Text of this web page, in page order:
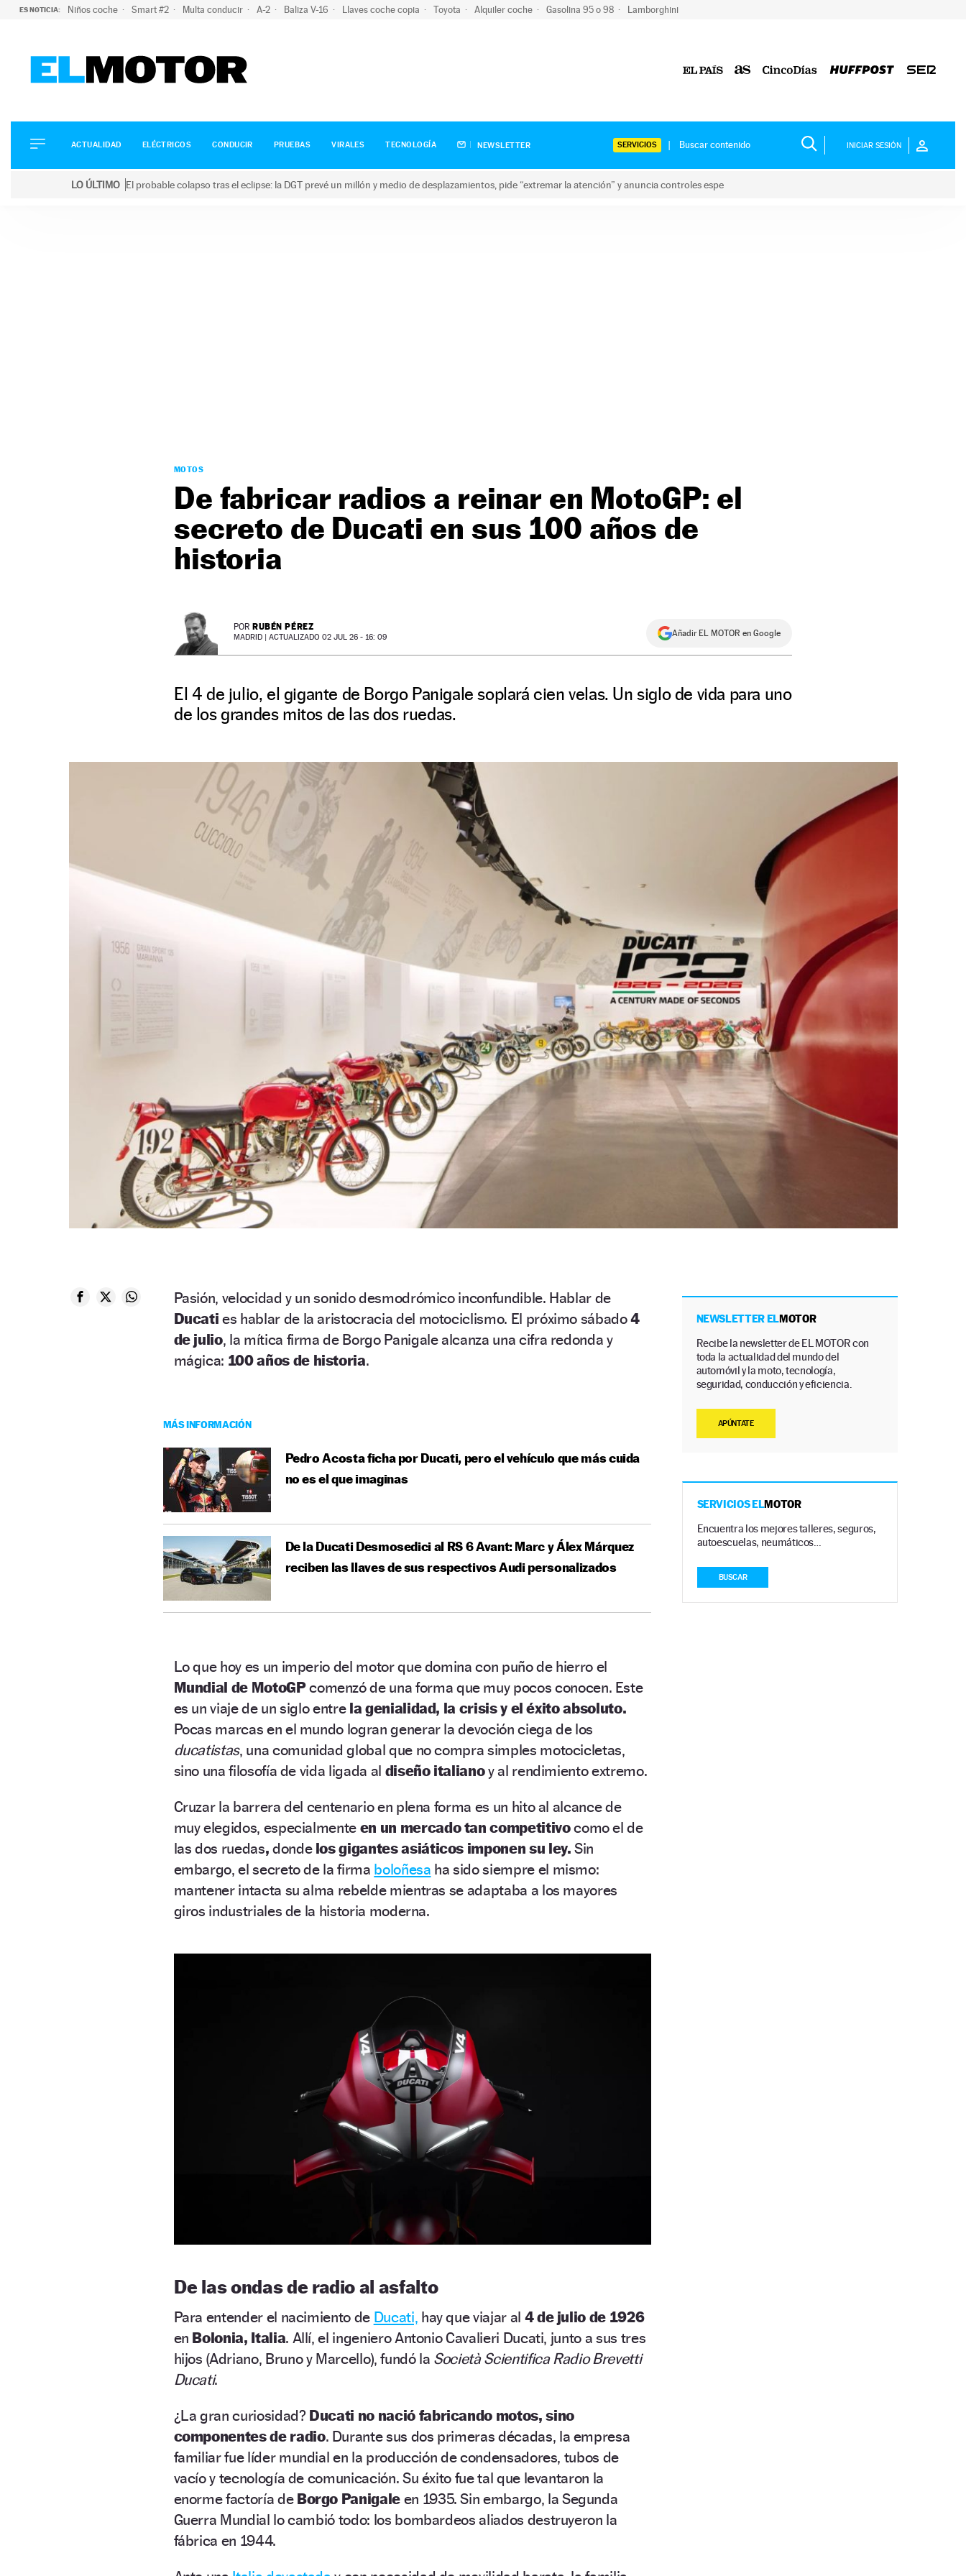
ES NOTICIA: Niños coche Smart #2 Multa conducir A-2 Baliza V-16 Llaves coche copia Toyota Alquiler coche Gasolina 95 o 98 Lamborghini
ELÉCTRICOS
CONDUCIR
ACTUALIDAD ELÉCTRICOS CONDUCIR PRUEBAS VIRALES TECNOLOGÍA NEWSLETTER SERVICIOS INICIAR SESIÓN
LO ÚLTIMO El probable colapso tras el eclipse: la DGT prevé un millón y medio de desplazamientos, pide “extremar la atención” y anuncia controles espe
MOTOS
De fabricar radios a reinar en MotoGP: el
secreto de Ducati en sus 100 años de
historia
POR RUBÉN PÉREZ
MADRID | ACTUALIZADO 02 JUL 26 - 16: 09 Añadir EL MOTOR en Google
El 4 de julio, el gigante de Borgo Panigale soplará cien velas. Un siglo de vida para uno
de los grandes mitos de las dos ruedas.
Pasión, velocidad y un sonido desmodrómico inconfundible. Hablar de
Ducati es hablar de la aristocracia del motociclismo. El próximo sábado4
de julio, la mítica firma de Borgo Panigale alcanza una cifra redonda y
mágica: 100 años de historia.
MÁS INFORMACIÓN
Pedro Acosta ficha por Ducati, pero el vehículo que más cuida
no es el que imaginas
De la Ducati Desmosedici al RS 6 Avant: Marc y Álex Márquez
reciben las llaves de sus respectivos Audi personalizados
Lo que hoy es un imperio del motor que domina con puño de hierro el
Mundial de MotoGPcomenzó de una forma que muy pocos conocen. Este
es un viaje de un siglo entre la genialidad, la crisis y el éxito absoluto.
Pocas marcas en el mundo logran generar la devoción ciega de los
ducatistas, una comunidad global que no compra simples motocicletas,
sino una filosofía de vida ligada al diseño italianoy al rendimiento extremo.
Cruzar la barrera del centenario en plena forma es un hito al alcance de
muy elegidos, especialmente en un mercado tan competitivocomo el de
las dos ruedas, donde los gigantes asiáticos imponen su ley. Sin
embargo, el secreto de la firma boloñesa ha sido siempre el mismo:
mantener intacta su alma rebelde mientras se adaptaba a los mayores
giros industriales de la historia moderna.
De las ondas de radio al asfalto
Para entender el nacimiento de Ducati, hay que viajar al 4 de julio de 1926
en Bolonia, Italia. Allí, el ingeniero Antonio Cavalieri Ducati, junto a sus tres
hijos (Adriano, Bruno y Marcello), fundó la Società Scientifica Radio Brevetti
Ducati.
¿La gran curiosidad? Ducati no nació fabricando motos, sino
componentes de radio. Durante sus dos primeras décadas, la empresa
familiar fue líder mundial en la producción de condensadores, tubos de
vacío y tecnología de comunicación. Su éxito fue tal que levantaron la
enorme factoría de Borgo Panigaleen 1935. Sin embargo, la Segunda
Guerra Mundial lo cambió todo: los bombardeos aliados destruyeron la
fábrica en 1944.
NEWSLETTER ELMOTOR
Recibe la newsletter de EL MOTOR con
toda la actualidad del mundo del
automóvil y la moto, tecnología,
seguridad, conducción y eficiencia.
APÚNTATE
SERVICIOS ELMOTOR
Encuentra los mejores talleres, seguros,
autoescuelas, neumáticos…
BUSCAR